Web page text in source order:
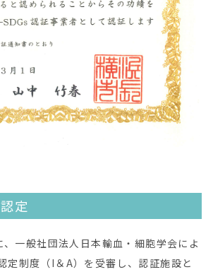
定
一般社団法人日本輸血・細胞学会によ
定制度（I＆A）を受審し、認証施設と